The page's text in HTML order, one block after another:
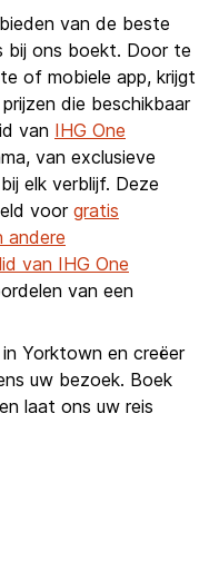
van de beste
bij ons boekt. Door te
of mobiele app, krijgt
die beschikbaar
van IHG One
van exclusieve
elk verblijf. Deze
voor gratis
andere
van IHG One
van een
Yorktown en creëer
uw bezoek. Boek
laat ons uw reis